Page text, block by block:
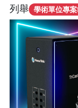
列舉 學術單位專